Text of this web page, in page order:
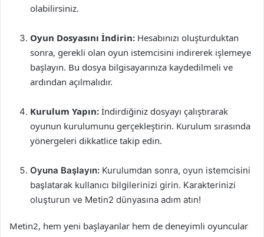
olabilirsiniz.
Oyun Dosyasını İndirin: Hesabınızı oluşturduktan
sonra, gerekli olan oyun istemcisini indirerek işlemeye
başlayın. Bu dosya bilgisayarınıza kaydedilmeli ve
ardından açılmalıdır.
Kurulum Yapın: İndirdiğiniz dosyayı çalıştırarak
oyunun kurulumunu gerçekleştirin. Kurulum sırasında
yönergeleri dikkatlice takip edin.
Oyuna Başlayın: Kurulumdan sonra, oyun istemcisini
başlatarak kullanıcı bilgilerinizi girin. Karakterinizi
oluşturun ve Metin2 dünyasına adım atın!
Metin2, hem yeni başlayanlar hem de deneyimli oyuncular